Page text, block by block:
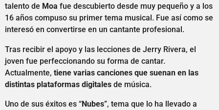
talento de Moa fue descubierto desde muy pequeño y a los
16 años compuso su primer tema musical. Fue así como se
interesó en convertirse en un cantante profesional.
Tras recibir el apoyo y las lecciones de Jerry Rivera, el
joven fue perfeccionando su forma de cantar.
Actualmente, tiene varias canciones que suenan en las
distintas plataformas digitales de música.
Uno de sus éxitos es “Nubes”, tema que lo ha llevado a